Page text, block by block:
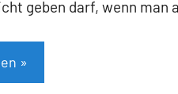
geben darf, wenn man